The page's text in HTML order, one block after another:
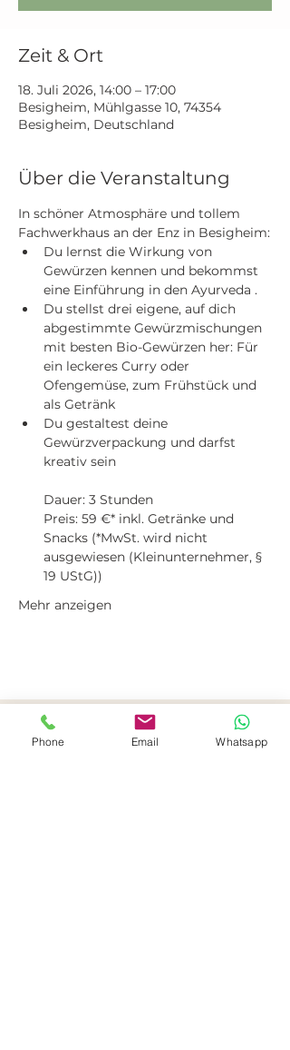
Zeit & Ort
18. Juli 2026, 14:00 – 17:00
Besigheim, Mühlgasse 10, 74354
Besigheim, Deutschland
Über die Veranstaltung
In schöner Atmosphäre und tollem
Fachwerkhaus an der Enz in Besigheim:
Du lernst die Wirkung von
Gewürzen kennen und bekommst
eine Einführung in den Ayurveda .
Du stellst drei eigene, auf dich
abgestimmte Gewürzmischungen
mit besten Bio-Gewürzen her: Für
ein leckeres Curry oder
Ofengemüse, zum Frühstück und
als Getränk
Du gestaltest deine
Gewürzverpackung und darfst
kreativ sein
Dauer: 3 Stunden
Preis: 59 €* inkl. Getränke und
Snacks (*MwSt. wird nicht
ausgewiesen (Kleinunternehmer, §
19 UStG))
Mehr anzeigen
Kontaktdaten
Phone Email Whatsapp